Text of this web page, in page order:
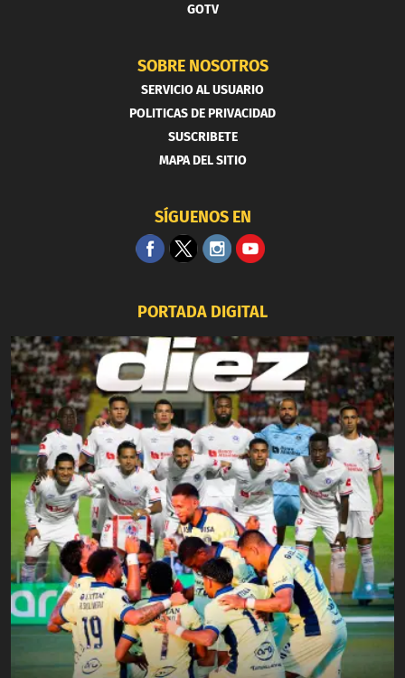
GOTV
SOBRE NOSOTROS
SERVICIO AL USUARIO
POLITICAS DE PRIVACIDAD
SUSCRIBETE
MAPA DEL SITIO
SÍGUENOS EN
PORTADA DIGITAL